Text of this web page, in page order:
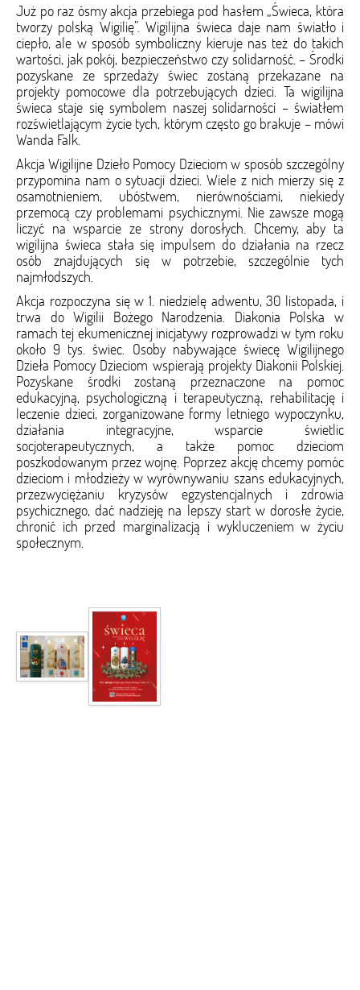
Już po raz ósmy akcja przebiega pod hasłem „Świeca, która
tworzy polską Wigilię”. Wigilijna świeca daje nam światło i
ciepło, ale w sposób symboliczny kieruje nas też do takich
wartości, jak pokój, bezpieczeństwo czy solidarność. – Środki
pozyskane ze sprzedaży świec zostaną przekazane na
projekty pomocowe dla potrzebujących dzieci. Ta wigilijna
świeca staje się symbolem naszej solidarności – światłem
rozświetlającym życie tych, którym często go brakuje – mówi
Wanda Falk.
Akcja Wigilijne Dzieło Pomocy Dzieciom w sposób szczególny
przypomina nam o sytuacji dzieci. Wiele z nich mierzy się z
osamotnieniem, ubóstwem, nierównościami, niekiedy
przemocą czy problemami psychicznymi. Nie zawsze mogą
liczyć na wsparcie ze strony dorosłych. Chcemy, aby ta
wigilijna świeca stała się impulsem do działania na rzecz
osób znajdujących się w potrzebie, szczególnie tych
najmłodszych.
Akcja rozpoczyna się w 1. niedzielę adwentu, 30 listopada, i
trwa do Wigilii Bożego Narodzenia. Diakonia Polska w
ramach tej ekumenicznej inicjatywy rozprowadzi w tym roku
około 9 tys. świec. Osoby nabywające świecę Wigilijnego
Dzieła Pomocy Dzieciom wspierają projekty Diakonii Polskiej.
Pozyskane środki zostaną przeznaczone na pomoc
edukacyjną, psychologiczną i terapeutyczną, rehabilitację i
leczenie dzieci, zorganizowane formy letniego wypoczynku,
działania integracyjne, wsparcie świetlic
socjoterapeutycznych, a także pomoc dzieciom
poszkodowanym przez wojnę. Poprzez akcję chcemy pomóc
dzieciom i młodzieży w wyrównywaniu szans edukacyjnych,
przezwyciężaniu kryzysów egzystencjalnych i zdrowia
psychicznego, dać nadzieję na lepszy start w dorosłe życie,
chronić ich przed marginalizacją i wykluczeniem w życiu
społecznym.